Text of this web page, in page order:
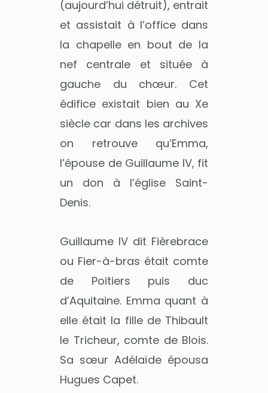
(aujourd’hui détruit), entrait
et assistait à l’office dans
la chapelle en bout de la
nef centrale et située à
gauche du chœur. Cet
édifice existait bien au Xe
siècle car dans les archives
on retrouve qu’Emma,
l’épouse de Guillaume IV, fit
un don à l’église Saint-
Denis.
Guillaume IV dit Fièrebrace
ou Fier-à-bras était comte
de Poitiers puis duc
d’Aquitaine. Emma quant à
elle était la fille de Thibault
le Tricheur, comte de Blois.
Sa sœur Adélaïde épousa
Hugues Capet.